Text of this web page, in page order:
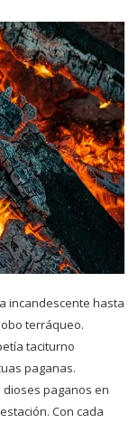
incandescente hasta
terráqueo.
taciturno
paganas.
dioses paganos en
Con cada